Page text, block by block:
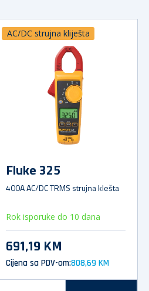
AC/DC strujna kliješta
Fluke 325
400A AC/DC TRMS strujna klešta
Rok isporuke do 10 dana
691,19 KM
Cijena sa PDV-om:808,69 KM